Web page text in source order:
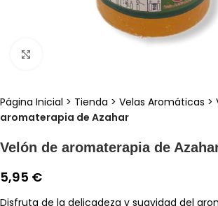
Página Inicial > Tienda > Velas Aromáticas >
aromaterapia de Azahar
Velón de aromaterapia de
5,95 €
Disfruta de la delicadeza y suavidad del